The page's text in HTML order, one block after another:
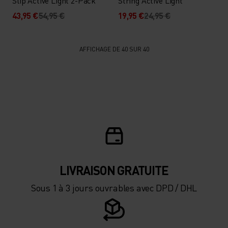
43,95 €54,95 €
19,95 €24,95 €
AFFICHAGE DE 40 SUR 40
LIVRAISON GRATUITE
Sous 1 à 3 jours ouvrables avec DPD / DHL